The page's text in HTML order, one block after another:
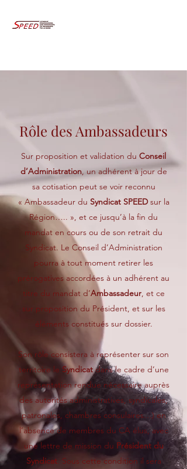
Rôle des Ambassadeurs
Sur proposition et validation du Conseil
d’Administration, un adhérent à jour de
sa cotisation peut se voir reconnu
« Ambassadeur du Syndicat SPEEDsur la
Région….. », et ce jusqu’à la fin du
mandat en cours ou de son retrait du
Syndicat. Le Conseil d’Administration
pourra à tout moment retirer les
prérogatives accordées à un adhérent au
titre du mandat d’Ambassadeur, et ce
sur proposition du Président, et sur les
éléments constitués sur dossier.
Son rôle consistera à représenter sur son
territoire le Syndicatdans le cadre d’une
représentation rendue nécessaire auprès
des autorités administratives, syndicales,
patronales, chambres consulaires…) en
l’absence de membres du CA élus, avec
une lettre de mission du Président du
Syndicat. Sous cette condition il sera